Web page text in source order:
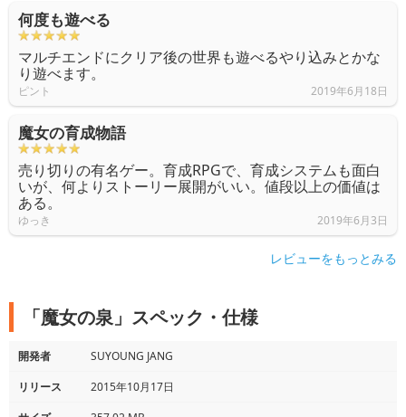
何度も遊べる
マルチエンドにクリア後の世界も遊べるやり込みとかな
り遊べます。
ピント 2019年6月18日
魔女の育成物語
売り切りの有名ゲー。育成RPGで、育成システムも面白
いが、何よりストーリー展開がいい。値段以上の価値は
ある。
ゆっき 2019年6月3日
レビューをもっとみる
「魔女の泉」スペック・仕様
開発者
SUYOUNG JANG
リリース
2015年10月17日